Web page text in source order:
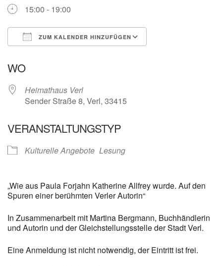
15:00 - 19:00
ZUM KALENDER HINZUFÜGEN
WO
Heimathaus Verl
Sender Straße 8, Verl, 33415
VERANSTALTUNGSTYP
Kulturelle Angebote Lesung
„Wie aus Paula Forjahn Katherine Allfrey wurde. Auf den
Spuren einer berühmten Verler Autorin“
In Zusammenarbeit mit Martina Bergmann, Buchhändlerin
und Autorin und der Gleichstellungsstelle der Stadt Verl.
Eine Anmeldung ist nicht notwendig, der Eintritt ist frei.